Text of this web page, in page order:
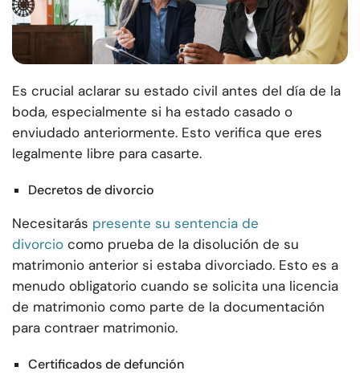
Es crucial aclarar su estado civil antes del día de la
boda, especialmente si ha estado casado o
enviudado anteriormente. Esto verifica que eres
legalmente libre para casarte.
Decretos de divorcio
Necesitarás presente su sentencia de
divorcio como prueba de la disolución de su
matrimonio anterior si estaba divorciado. Esto es a
menudo obligatorio cuando se solicita una licencia
de matrimonio como parte de la documentación
para contraer matrimonio.
Certificados de defunción